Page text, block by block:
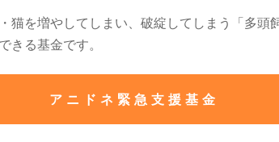
猫を増やしてしまい、破綻してしまう「多頭
きる基金です。
アニドネ緊急支援基金